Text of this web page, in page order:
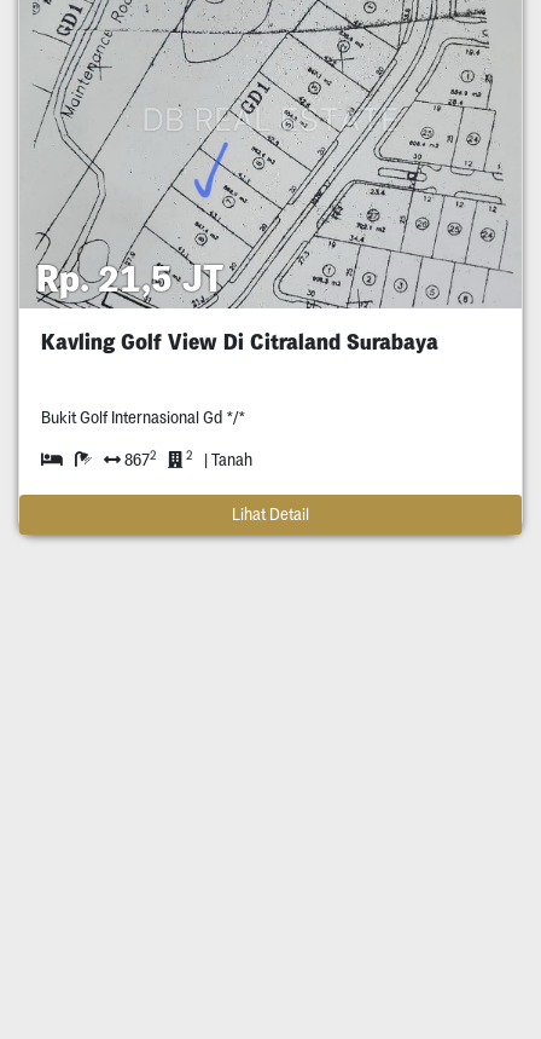
Rp. 21,5 JT
Kavling Golf View Di Citraland Surabaya
Bukit Golf Internasional Gd */*
8672 2 | Tanah
Lihat Detail